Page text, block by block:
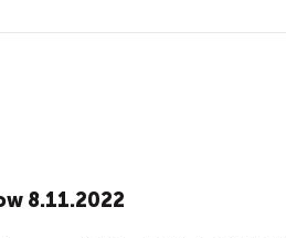
8.11.2022